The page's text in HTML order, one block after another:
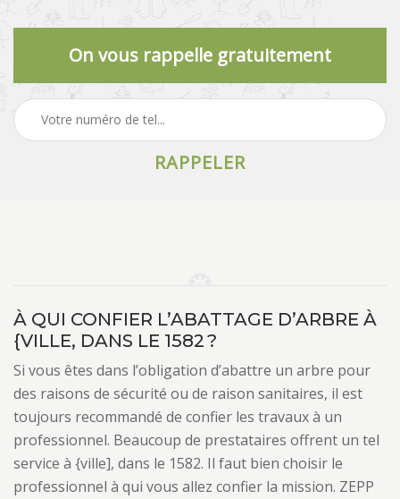
On vous rappelle gratuitement
À QUI CONFIER L’ABATTAGE D’ARBRE À
{VILLE, DANS LE 1582 ?
Si vous êtes dans l’obligation d’abattre un arbre pour
des raisons de sécurité ou de raison sanitaires, il est
toujours recommandé de confier les travaux à un
professionnel. Beaucoup de prestataires offrent un tel
service à {ville], dans le 1582. Il faut bien choisir le
professionnel à qui vous allez confier la mission. ZEPP